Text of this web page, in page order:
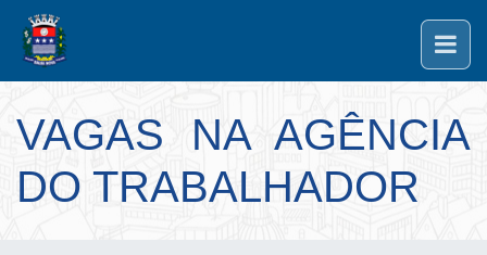
VAGAS NA AGÊNCIA
DO TRABALHADOR